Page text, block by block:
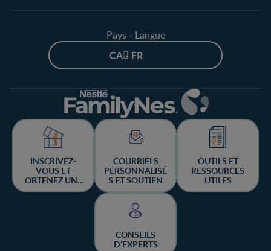
Pays - Langue
CA - FR
INSCRIVEZ-
VOUS ET
OBTENEZ UNE
CHANCE DE
COURRIELS
PERSONNALISÉ
S ET SOUTIEN
OUTILS ET
RESSOURCES
UTILES
CONSEILS
D’EXPERTS